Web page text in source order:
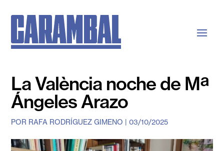
La València noche de Mª
Ángeles Arazo
POR RAFA RODRÍGUEZ GIMENO |03/10/2025